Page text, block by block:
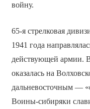
войну.
65-я стрелковая
1941 года
действующей армии.
оказалась на
дальневосточным —
Воины-сибиряки